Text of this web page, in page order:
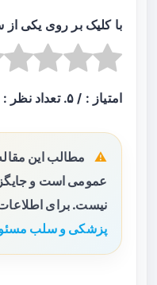
با کلیک بر روی یکی از ستاره ها از ۱
امتیاز : / ۵. تعداد نظر :
مطالب این
عمومی است و
نیست. برای
پزشکی و سلب